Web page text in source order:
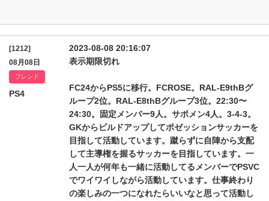
[1212]
08月08日
フレンド
PS4
2023-08-08 20:16:07
表示期限切れ
FC24からPS5に移行。FCROSE。RAL-E9thBグ
ループ2位。RAL-E8thBグループ3位。22:30〜
24:30。固定メンバー9人。サポメン4人。3-4-3。
GKからビルドアップしてポゼッションサッカーを
目指して活動しています。蹴らずに自陣から支配
して主導権を握るサッカーを目指しています。一
人一人が何年も一緒に活動してるメンバーでPSVC
でワイワイしながら活動しています。仕事終わり
の楽しみの一つになれたらいいなと思って活動し